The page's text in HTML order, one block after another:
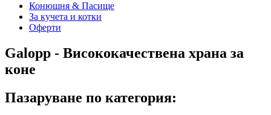
Конюшня & Пасище
За кучета и котки
Оферти
Galopp - Висококачествена храна за
коне
Пазаруване по категория: